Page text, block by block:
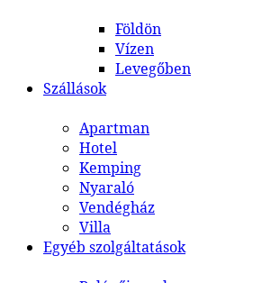
Földön
Vízen
Levegőben
Szállások
Apartman
Hotel
Kemping
Nyaraló
Vendégház
Villa
Egyéb szolgáltatások